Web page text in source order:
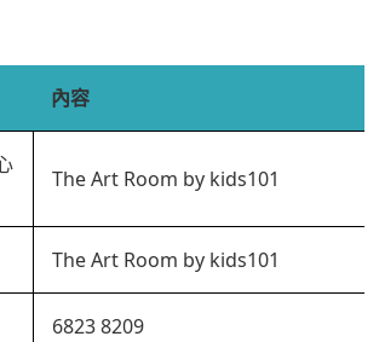
內容
The Art Room by kids101
The Art Room by kids101
6823 8209